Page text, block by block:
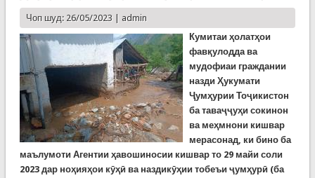
Чоп шуд: 26/05/2023 | admin
Кумитаи ҳолатҳои
фавқулодда ва
мудофиаи граждании
назди Ҳукумати
Ҷумҳурии Тоҷикистон
ба таваҷҷуҳи сокинон
ва меҳмнони кишвар
мерасонад, ки бино ба
маълумоти Агентии ҳавошиносии кишвар то 29 майи соли
2023 дар ноҳияҳои кӯҳӣ ва наздикӯҳии тобеъи ҷумҳурӣ (ба